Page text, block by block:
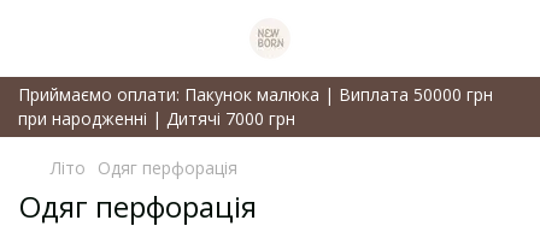
Приймаємо оплати: Пакунок малюка | Виплата 50000 грн
при народженні | Дитячі 7000 грн
Літо Одяг перфорація
Одяг перфорація